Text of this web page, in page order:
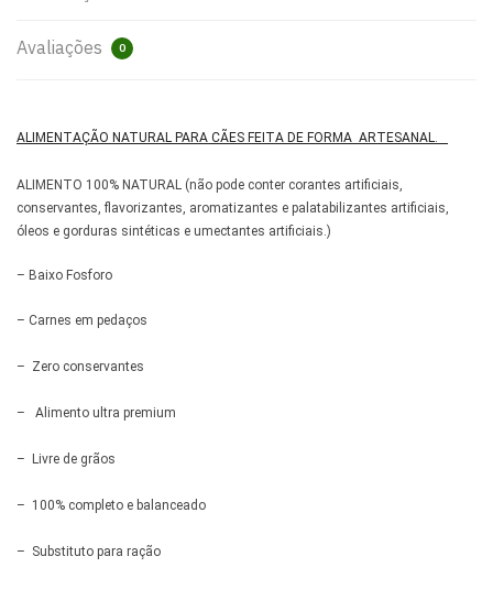
Avaliações 0
ALIMENTAÇÃO NATURAL PARA CÃES FEITA DE FORMA ARTESANAL.
ALIMENTO 100% NATURAL (não pode conter corantes artificiais,
conservantes, flavorizantes, aromatizantes e palatabilizantes artificiais,
óleos e gorduras sintéticas e umectantes artificiais.)
– Baixo Fosforo
– Carnes em pedaços
– Zero conservantes
– Alimento ultra premium
– Livre de grãos
– 100% completo e balanceado
– Substituto para ração